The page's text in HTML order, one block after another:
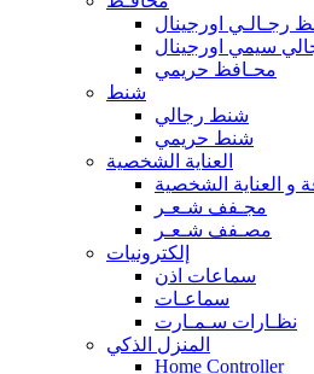
رجـالـي اورجينال
سيمي اورجينال
محـافظ حريمي
شنط
شنط رجالي
شنط حريمي
العناية الشخصية
و العناية الشخصية
مجـفف شـعـر
مصـفف شـعـر
إلكترونيات
سماعات اذن
سماعـات
نظـارات سـمـارت
المنزل الذكي
Home Controller